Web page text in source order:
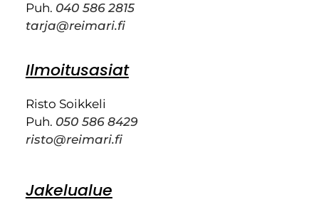
Puh. 040 586 2815
tarja@reimari.fi
Ilmoitusasiat
Risto Soikkeli
Puh. 050 586 8429
risto@reimari.fi
Jakelualue